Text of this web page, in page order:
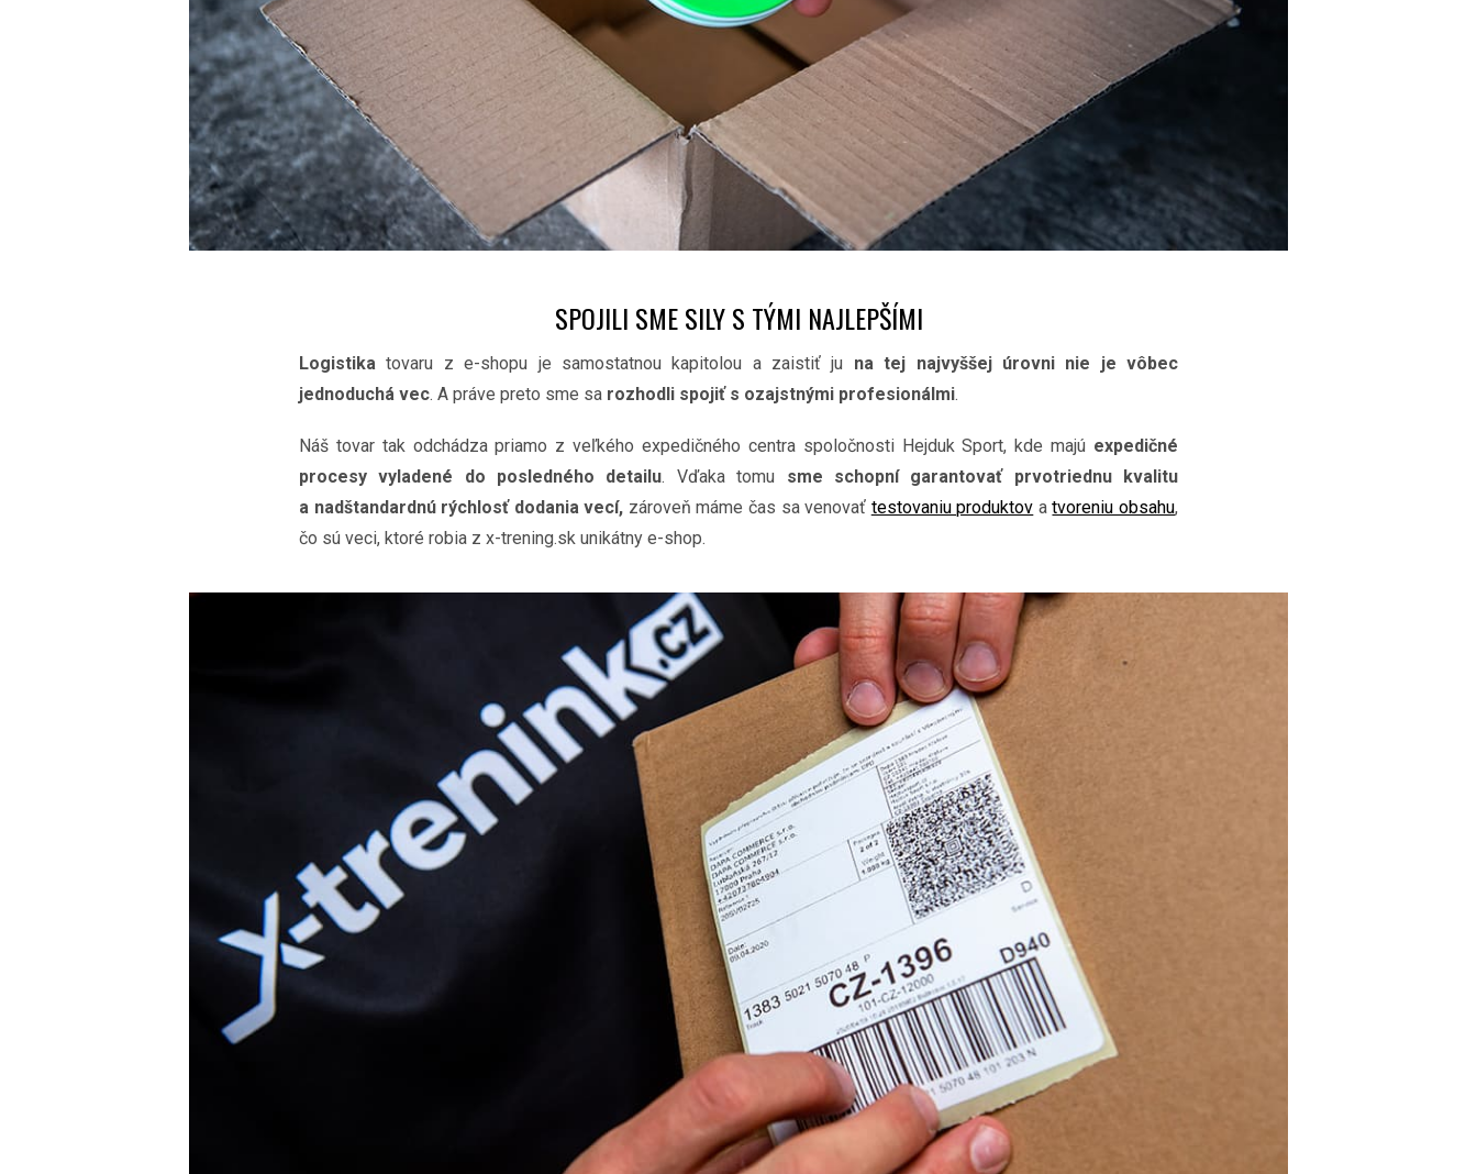
SPOJILI SME SILY S TÝMI NAJLEPŠÍMI
Logistika tovaru z e-shopu je samostatnou kapitolou a zaistiť ju na tej najvyššej úrovni nie je vôbec
jednoduchá vec. A práve preto sme sa rozhodli spojiť s ozajstnými profesionálmi.
Náš tovar tak odchádza priamo z veľkého expedičného centra spoločnosti Hejduk Sport, kde majú expedičné
procesy vyladené do posledného detailu. Vďaka tomu sme schopní garantovať prvotriednu kvalitu
a nadštandardnú rýchlosť dodania vecí, zároveň máme čas sa venovať testovaniu produktov atvoreniu obsahu,
čo sú veci, ktoré robia z x-trening.sk unikátny e-shop.